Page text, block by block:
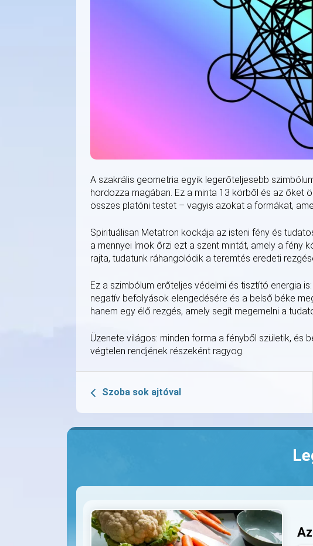
A szakrális geometria egyik legerőteljesebb
hordozza magában. Ez a minta 13 körből és az őket
összes platóni testet – vagyis azokat a formákat,
Spirituálisan Metatron kockája az isteni fény és
a mennyei írnok őrzi ezt a szent mintát, amely a fény
rajta, tudatunk ráhangolódik a teremtés eredeti
Ez a szimbólum erőteljes védelmi és tisztító energia
negatív befolyások elengedésére és a belső béke
hanem egy élő rezgés, amely segít megemelni a
Üzenete világos: minden forma a fényből születik, és
végtelen rendjének részeként ragyog.
Szoba sok ajtóval